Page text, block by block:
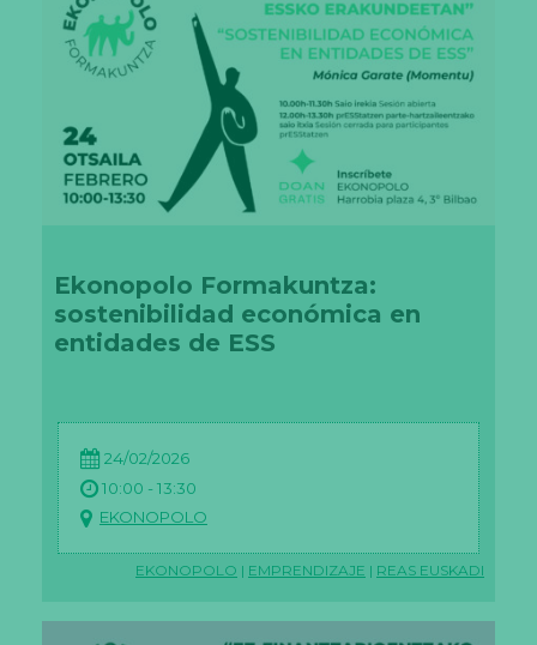
Ekonopolo Formakuntza:
sostenibilidad económica en
entidades de ESS
24/02/2026
10:00 - 13:30
EKONOPOLO
EKONOPOLO | EMPRENDIZAJE | REAS EUSKADI